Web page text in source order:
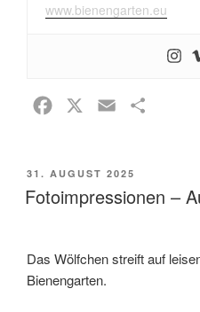
www.bienengarten.eu
e
b
o
k
i
l
e
VERÖFFENTLICHT
AM
31. AUGUST 2025
Fotoimpressionen –
Das Wölfchen streift auf
Bienengarten.